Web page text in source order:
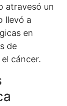
atravesó un
llevó a
en
de
cáncer.